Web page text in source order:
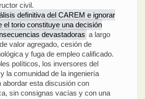
civil.
definitiva del CAREM e ignorar
el torio constituye una decisión
devastadoras a largo
valor agregado, cesión de
y fuga de empleo calificado.
políticos, los inversores del
la comunidad de la ingeniería
abordar esta discusión con
sin consignas vacías y con una